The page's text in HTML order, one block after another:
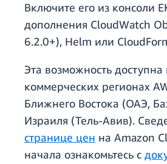
Включите его из консоли
дополнения CloudWatch
6.2.0+), Helm или
Эта возможность доступна
коммерческих регионах
Ближнего Востока (ОАЭ,
Израиля (Тель-Авив).
странице цен на Amazon
начала ознакомьтесь с